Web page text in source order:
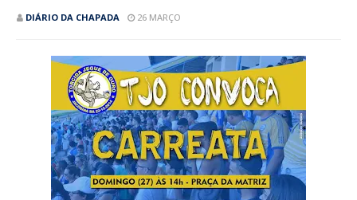
DIÁRIO DA CHAPADA 26 MARÇO